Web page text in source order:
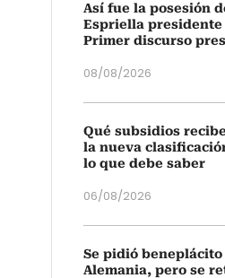
Así fue la posesión
Espriella presidente
Primer discurso
08/08/2026
Qué subsidios
la nueva
lo que debe saber
06/08/2026
Se pidió beneplácito
Alemania, pero se